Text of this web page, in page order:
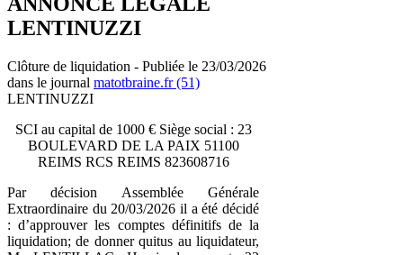
LENTINUZZI
Clôture de liquidation - Publiée le 23/03/2026
dans le journal matotbraine.fr (51)
LENTINUZZI
SCI au capital de 1000 € Siège social : 23
BOULEVARD DE LA PAIX 51100
REIMS RCS REIMS 823608716
Par décision Assemblée Générale
Extraordinaire du 20/03/2026 il a été décidé
: d’approuver les comptes définitifs de la
liquidation; de donner quitus au liquidateur,